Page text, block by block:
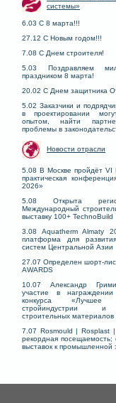
системы»
6.03 С 8 марта!!!
27.12 С Новым годом!!!
7.08 С Днем строителя!
5.03 Поздравляем
праздником 8 марта!
20.02 С Днем защитника
5.02 Заказчики и
в проектировании
опытом, найти
проблемы в
Новости отрасли
5.08 В Москве пройдёт VI
практическая
2026»
5.08 Открыта
Международный
выставку 100+ TechnoBuild
3.08 Aquatherm Almaty
платформа для
систем Центральной Азии
27.07 Определен шорт-
AWARDS
10.07 Александр
участие в награждении
конкурса «Лучшее
стройиндустрии и
строительных материалов
7.07 Rosmould | Rosplast
рекордная посещаемость;
выставок к промышленной